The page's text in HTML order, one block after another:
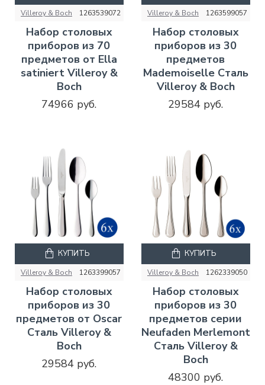
Villeroy & Boch 1263539072
Набор столовых
приборов из 70
предметов от Ella
satiniert Villeroy &
Boch
74966 руб.
Villeroy & Boch 1263599057
Набор столовых
приборов из 30
предметов
Mademoiselle Сталь
Villeroy & Boch
29584 руб.
Villeroy & Boch 1263399057
Набор столовых
приборов из 30
предметов от Oscar
Сталь Villeroy &
Boch
29584 руб.
КУПИТЬ
Villeroy & Boch 1262339050
Набор столовых
приборов из 30
предметов серии
Neufaden Merlemont
Сталь Villeroy &
Boch
48300 руб.
КУПИТЬ